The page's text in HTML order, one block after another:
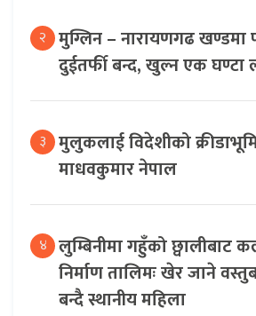
२ मुग्लिन – नारायणगढ खण्डमा
दुईतर्फी बन्द, खुल्न एक घण्टा
३ मुलुकलाई विदेशीको
माधवकुमार नेपाल
४ लुम्बिनीमा गहुँको छ्वालीबाट
निर्माण तालिमः खेर जाने
बन्दै स्थानीय महिला